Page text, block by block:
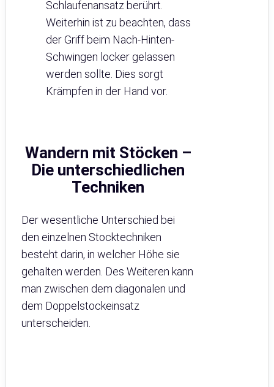
Schlaufenansatz berührt.
Weiterhin ist zu beachten, dass
der Griff beim Nach-Hinten-
Schwingen locker gelassen
werden sollte. Dies sorgt
Krämpfen in der Hand vor.
Wandern mit Stöcken –
Die unterschiedlichen
Techniken
Der wesentliche Unterschied bei
den einzelnen Stocktechniken
besteht darin, in welcher Höhe sie
gehalten werden. Des Weiteren kann
man zwischen dem diagonalen und
dem Doppelstockeinsatz
unterscheiden.